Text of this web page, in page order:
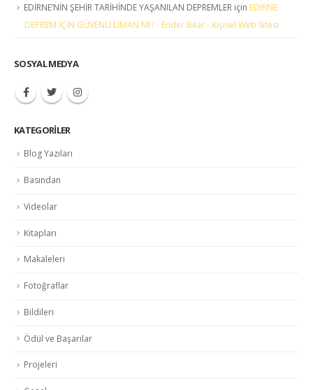
EDİRNE’NİN ŞEHİR TARİHİNDE YAŞANILAN DEPREMLER için EDİRNE
DEPREM İÇİN GÜVENLİ LİMAN MI? - Ender Bilar - Kişisel Web Sitesi
SOSYAL MEDYA
KATEGORILER
Blog Yazıları
Basından
Videolar
Kitapları
Makaleleri
Fotoğraflar
Bildileri
Ödül ve Başarılar
Projeleri